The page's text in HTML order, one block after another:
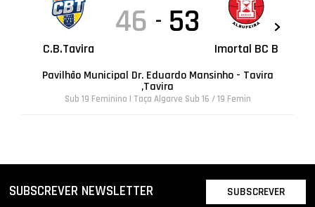
C.B.Tavira
46 - 53
Imortal BC B
Pavilhão Municipal Dr. Eduardo Mansinho - Tavira
,Tavira
Sub 19 Feminino | Taça Algarve Sub 16 / 19 Femin
SUBSCREVER NEWSLETTER SUBSCREVER